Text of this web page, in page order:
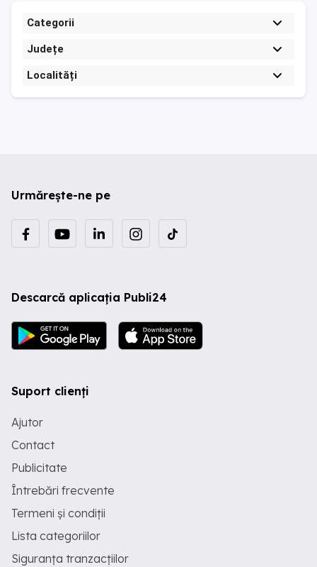
Categorii
Județe
Localități
Urmărește-ne pe
Descarcă aplicația Publi24
Suport clienți
Ajutor
Contact
Publicitate
Întrebări frecvente
Termeni și condiții
Lista categoriilor
Siguranța tranzacțiilor